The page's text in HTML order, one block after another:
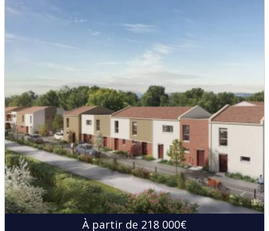
À partir de 218 000€